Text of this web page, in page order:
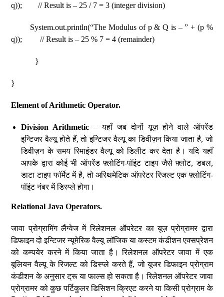
q)); // Result is – 25 / 7 = 3 (integer division)
System.out.println(“The Modulus of p & Q is – ” + (p %
q)); // Result is – 25 % 7 = 4 (remainder)
}
}
Element of Arithmetic Operator.
Division Arithmetic – यहाँ जब दोनों यूज़ होने वाले ऑपरेंड
इन्टिजर वैल्यू होते हैं, तो इन्टिजर वैल्यू का डिवीज़न किया जाता है, जो
डिवीज़न के समय रिमाइंडर वैल्यू को डिलीट कर देता है। यदि यहाँ
आपके द्वारा कोई भी ऑपरेंड फ़्लोटिंग-पॉइंट टाइप जैसे फ़्लोट, डबल,
डाटा टाइप फॉर्मेट में है, तो अरिथमेटिक ऑपरेटर रिजल्ट एक फ़्लोटिंग-
पॉइंट नंबर में डिस्प्ले होगा।
Relational Java Operators.
जावा प्रोग्रामिंग लैंग्वेज में रिलेशनल ऑपरेटर का यूज़ प्रोग्रामर द्वारा
डिफाइन दो इन्टिजर न्यूमेरिक वैल्यू लॉजिक या कस्टम कंडीशन एक्सप्रेशन
को कम्पयेर करने में किया जाता है। रिलेशनल ऑपरेटर जावा में एक
बूलियन वैल्यू के रिजल्ट को डिस्प्ले करते हैं, जो यूजर डिफाइन प्रोग्राम
कंडीशन के अनुसार ट्रू या फाल्स हो सकता है। रिलेशनल ऑपरेटर जावा
प्रोग्रामर को कुछ पर्टिकुलर डिसिशन क्रिएट करने या किसी प्रोग्राम के